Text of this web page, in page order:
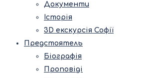
Документи
Історія
3D екскурсія Софії
Предстоятель
Біографія
Проповіді